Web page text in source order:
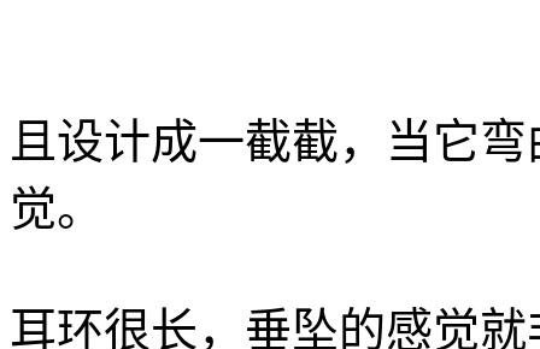
且设计成一截截，当它
觉。
耳环很长，垂坠的感觉